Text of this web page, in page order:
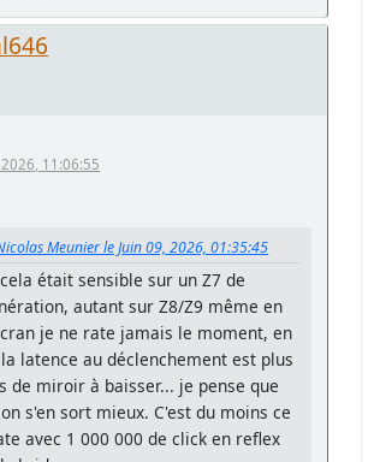
2026, 11:06:55
Meunier le Juin 09, 2026, 01:35:45
était sensible sur un Z7 de
autant sur Z8/Z9 même en
je ne rate jamais le moment, en
latence au déclenchement est plus
de miroir à baisser... je pense que
s'en sort mieux. C'est du moins ce
avec 1 000 000 de click en reflex